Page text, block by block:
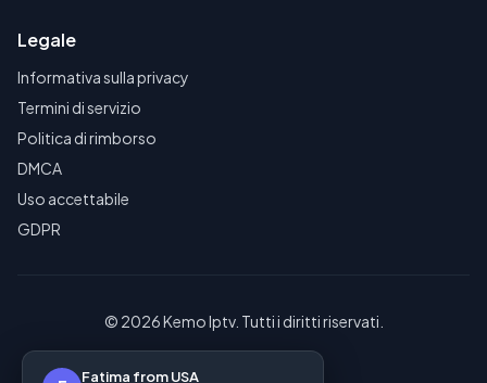
Legale
Informativa sulla privacy
Termini di servizio
Politica di rimborso
DMCA
Uso accettabile
GDPR
© 2026 Kemo Iptv. Tutti i diritti riservati.
Fatima from USA